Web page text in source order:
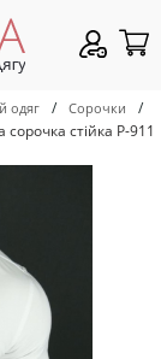
одяг / Сорочки /
стійка Р-911